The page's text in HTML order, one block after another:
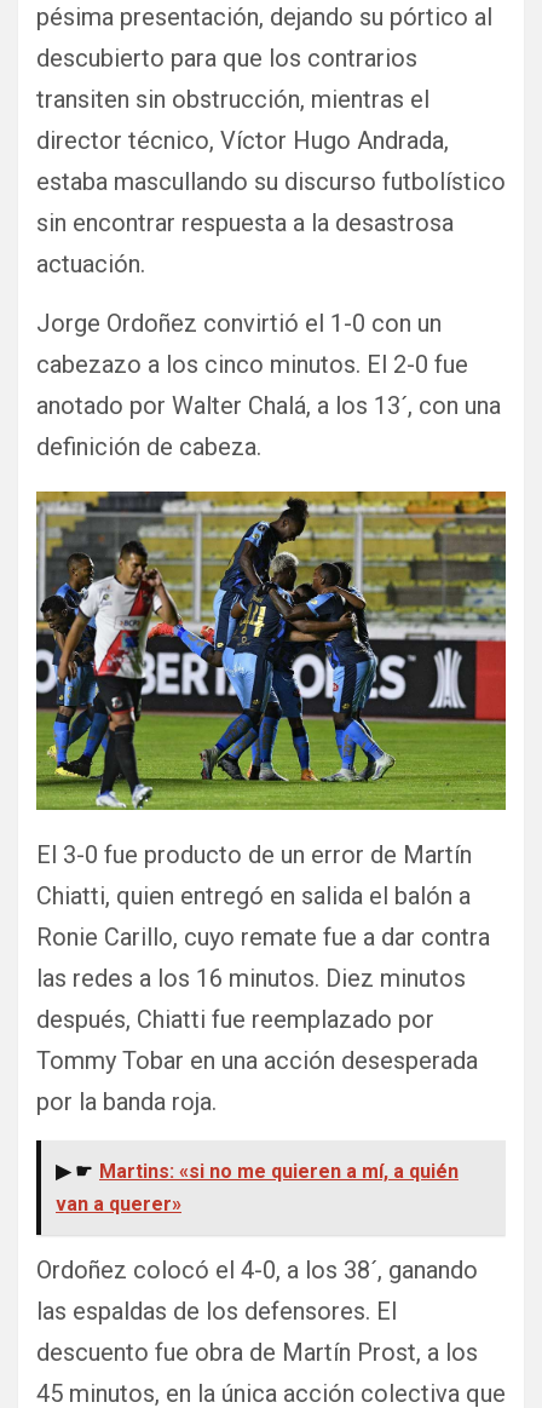
pésima presentación, dejando su pórtico al
descubierto para que los contrarios
transiten sin obstrucción, mientras el
director técnico, Víctor Hugo Andrada,
estaba mascullando su discurso futbolístico
sin encontrar respuesta a la desastrosa
actuación.
Jorge Ordoñez convirtió el 1-0 con un
cabezazo a los cinco minutos. El 2-0 fue
anotado por Walter Chalá, a los 13´, con una
definición de cabeza.
El 3-0 fue producto de un error de Martín
Chiatti, quien entregó en salida el balón a
Ronie Carillo, cuyo remate fue a dar contra
las redes a los 16 minutos. Diez minutos
después, Chiatti fue reemplazado por
Tommy Tobar en una acción desesperada
por la banda roja.
▶ ☛ Martins: «si no me quieren a mí, a quién
van a querer»
Ordoñez colocó el 4-0, a los 38´, ganando
las espaldas de los defensores. El
descuento fue obra de Martín Prost, a los
45 minutos, en la única acción colectiva que